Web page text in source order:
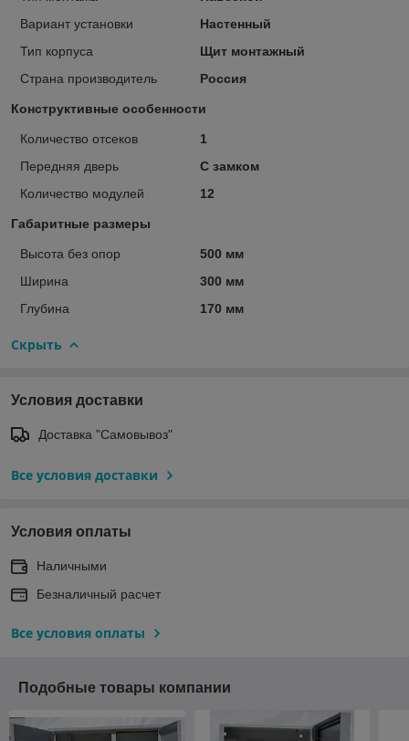
Вариант установки
Настенный
Тип корпуса
Щит монтажный
Страна производитель
Россия
Конструктивные особенности
Количество отсеков
1
Передняя дверь
С замком
Количество модулей
12
Габаритные размеры
Высота без опор
500 мм
Ширина
300 мм
Глубина
170 мм
Скрыть
Условия доставки
Доставка "Самовывоз"
Все условия доставки
Условия оплаты
Наличными
Безналичный расчет
Все условия оплаты
Подобные товары компании